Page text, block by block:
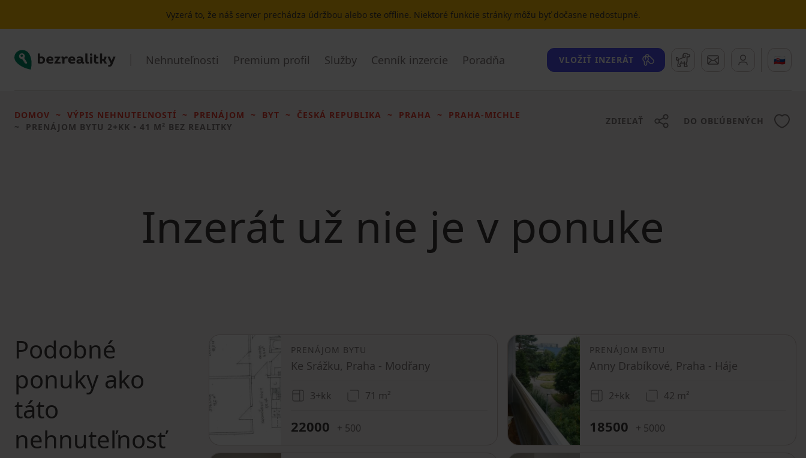
Vyzerá to, že náš server prechádza údržbou alebo ste offline. Niektoré funkcie stránky môžu byť dočasne nedostupné.
Bezrealitky Nehnuteľnosti Premium profil Služby Cenník inzercie Poradňa VLOŽIŤ INZERÁT Strážny pesSprávy 🇸🇰
DOMOV VÝPIS NEHNUTEĽNOSTÍ PRENÁJOM BYT ČESKÁ REPUBLIKA PRAHA
PRAHA-MICHLE
PRENÁJOM BYTU 2+KK • 41 M² BEZ REALITKY
ZDIEĽAŤ DO OBĽÚBENÝCH
Inzerát už nie je v ponuke
Podobné
ponuky ako
táto
nehnuteľnosť
PRENÁJOM BYTU
Ke Srážku, Praha - Modřany
3+kk 71 m²
22000 + 500
PRENÁJOM BYTU
Anny Drabíkové, Praha - Háje
2+kk 42 m²
18500 + 5000